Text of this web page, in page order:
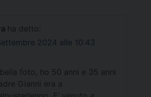
ha detto:
2024 alle 10:43
foto, ho 50 anni e 35 anni
Gianni era a